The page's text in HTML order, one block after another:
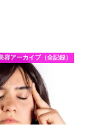
容アーカイブ（全記録）